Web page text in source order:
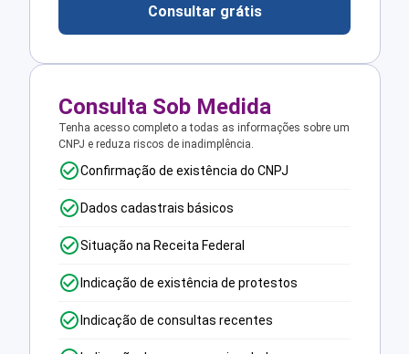
Consultar grátis
Consulta Sob Medida
Tenha acesso completo a todas as informações sobre um
CNPJ e reduza riscos de inadimplência.
Confirmação de existência do CNPJ
Dados cadastrais básicos
Situação na Receita Federal
Indicação de existência de protestos
Indicação de consultas recentes